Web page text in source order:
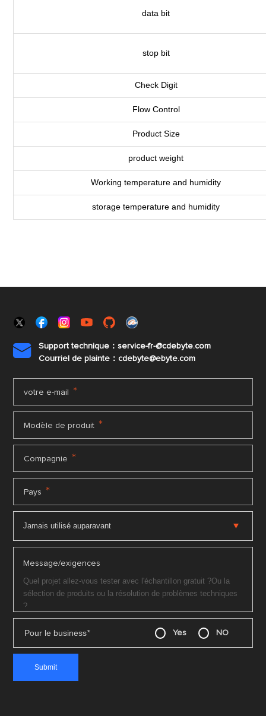
data bit
stop bit
Check Digit
Flow Control
Product Size
product weight
Working temperature and humidity
storage temperature and humidity

Support technique：service-fr-@cdebyte.com
Courriel de plainte：cdebyte@ebyte.com
votre e-mail *
Modèle de produit *
Compagnie *
Pays *
Message/exigences
Pour le business* Yes NO